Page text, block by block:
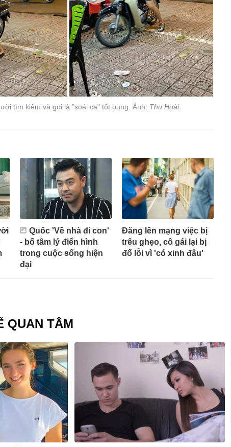
tìm kiếm và gọi là "soái ca" tốt bụng. Ảnh: Thu Hoài.
Quốc 'Về nhà đi con'
- bố tâm lý điển hình
trong cuộc sống hiện
đại
Đăng lên mạng việc bị
trêu ghẹo, cô gái lại bị
đổ lỗi vì 'có xinh đâu'
QUAN TÂM